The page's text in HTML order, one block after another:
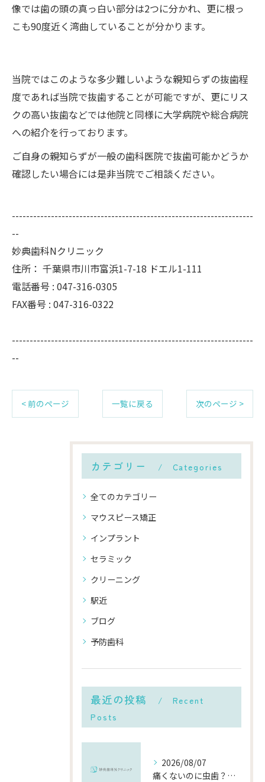
像では歯の頭の真っ白い部分は2つに分かれ、更に根っ
こも90度近く湾曲していることが分かります。
当院ではこのような多少難しいような親知らずの抜歯程
度であれば当院で抜歯することが可能ですが、更にリス
クの高い抜歯などでは他院と同様に大学病院や総合病院
への紹介を行っております。
ご自身の親知らずが一般の歯科医院で抜歯可能かどうか
確認したい場合には是非当院でご相談ください。
--------------------------------------------------------------------
--
妙典歯科Nクリニック
住所： 千葉県市川市富浜1-7-18 ドエル1-111
電話番号 : 047-316-0305
FAX番号 : 047-316-0322
--------------------------------------------------------------------
--
< 前のページ 一覧に戻る 次のページ >
カテゴリー Categories
全てのカテゴリー
マウスピース矯正
インプラント
セラミック
クリーニング
駅近
ブログ
予防歯科
最近の投稿
Recent
Posts
2026/08/07
痛くないのに虫歯？「痛みのない虫歯」が進行する理由と発見方法